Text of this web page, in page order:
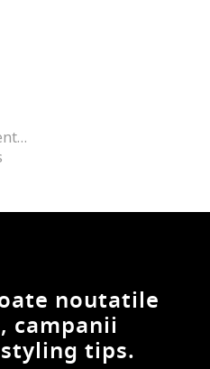
Husa de protectie Silicon pentru Xiaomi Mi 8 Pro, Transparent
noutatile
campanii
tips.